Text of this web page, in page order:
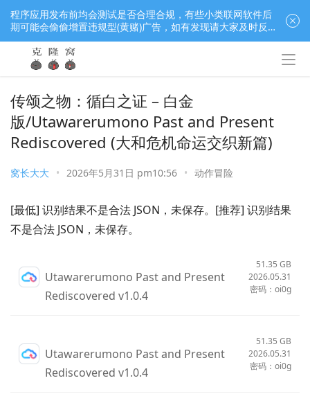
传颂之物：循白之证 – 白金
版/Utawarerumono Past and Present
Rediscovered (大和危机命运交织新篇)
窝长大大 • 2026年5月31日 pm10:56 • 动作冒险
[最低] 识别结果不是合法 JSON，未保存。[推荐] 识别结果
不是合法 JSON，未保存。
Utawarerumono Past and Present
Rediscovered v1.0.4
51.35 GB
2026.05.31
密码：oi0g
Utawarerumono Past and Present
Rediscovered v1.0.4
51.35 GB
2026.05.31
密码：oi0g
程序应用发布前均会测试是否合理合规，有些小类联网软件后
期可能会偷偷增置违规型(黄赌)广告，如有发现请大家及时反
馈窝长进行处理，共同监督维护良好的程序应用下载社区！